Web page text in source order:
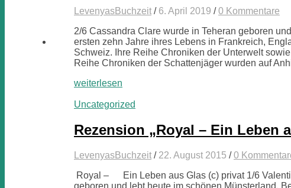
LevenyasBuchzeit / 6. April 2019 / 0 Kommentare
2/6 Cassandra Clare wurde in Teheran geboren
ersten zehn Jahre ihres Lebens in Frankreich,
Schweiz. Ihre Reihe Chroniken der Unterwelt
Reihe Chroniken der Schattenjäger wurden auf
weiterlesen
Uncategorized
Rezension „Royal – Ein Leben
LevenyasBuchzeit / 22. August 2015 / 0
Royal – Ein Leben aus Glas (c) privat 1/6
geboren und lebt heute im schönen Münsterland.